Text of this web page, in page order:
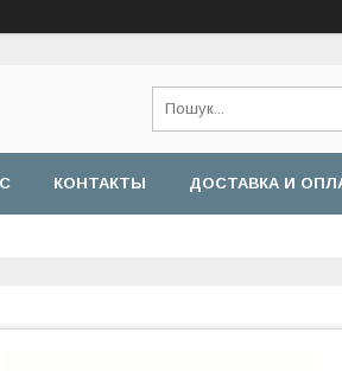
КОНТАКТЫ ДОСТАВКА И